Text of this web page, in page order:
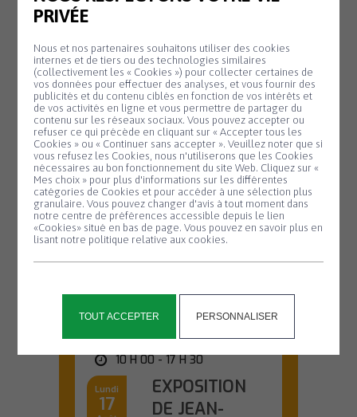
Panneau de gestion des cookies
PRIVÉE
Nous et nos partenaires souhaitons utiliser des cookies
internes et de tiers ou des technologies similaires
(collectivement les « Cookies ») pour collecter certaines de
vos données pour effectuer des analyses, et vous fournir des
publicités et du contenu ciblés en fonction de vos intérêts et
de vos activités en ligne et vous permettre de partager du
contenu sur les réseaux sociaux. Vous pouvez accepter ou
refuser ce qui précède en cliquant sur « Accepter tous les
Cookies » ou « Continuer sans accepter ». Veuillez noter que si
vous refusez les Cookies, nous n'utiliserons que les Cookies
nécessaires au bon fonctionnement du site Web. Cliquez sur «
Mes choix » pour plus d'informations sur les différentes
catégories de Cookies et pour accéder à une sélection plus
granulaire. Vous pouvez changer d'avis à tout moment dans
notre centre de préférences accessible depuis le lien
«Cookies» situé en bas de page. Vous pouvez en savoir plus en
lisant notre politique relative aux cookies.
TOUT ACCEPTER PERSONNALISER
20 H 45
Mardi
11
Août
Animation
biodiversité –
Nuit de la
chauve-souris
#2
Partez à la
découverte des
chauves-souris lors
d'une sortie nature...
En savoir plus
SALLE KANEVEDENN
10 H 00 - 17 H 30
Lundi
17
EXPOSITION
DE JEAN-